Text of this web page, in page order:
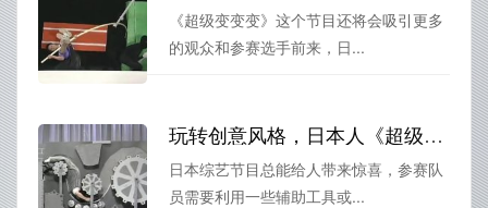
《超级变变变》这个节目还将会吸引更多
的观众和参赛选手前来，日...
玩转创意风格，日本人《超级变变变》魔幻表演大赏
日本综艺节目总能给人带来惊喜，参赛队
员需要利用一些辅助工具或...